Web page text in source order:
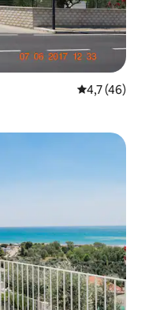
4,7 de uma
4,7 (46)